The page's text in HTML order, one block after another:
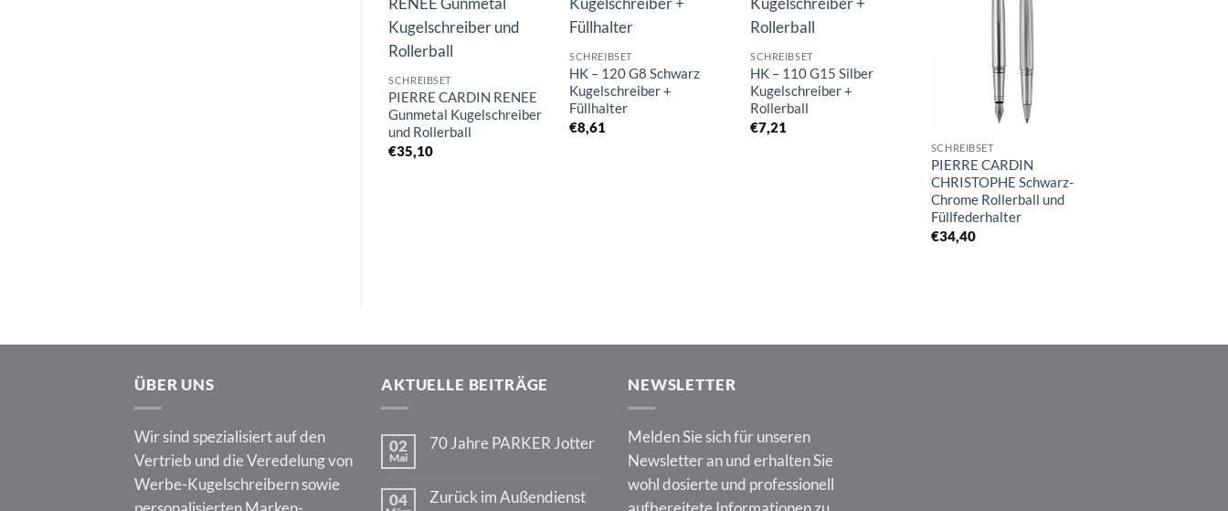
Auf die
Merkliste
SCHREIBSET
PIERRE CARDIN RENEE
Gunmetal Kugelschreiber
und Rollerball
€35,10
SCHREIBSET
HK – 120 G8 Schwarz
Kugelschreiber +
Füllhalter
€8,61
SCHREIBSET
HK – 110 G15 Silber
Kugelschreiber +
Rollerball
€7,21
SCHREIBSET
PIERRE CARDIN
CHRISTOPHE Schwarz-
Chrome Rollerball und
Füllfederhalter
€34,40
ÜBER UNS
Wir sind spezialisiert auf den
Vertrieb und die Veredelung von
Werbe-Kugelschreibern sowie
AKTUELLE BEITRÄGE
02
Mai
70 Jahre PARKER Jotter
70
04 Zurück im Außendienst
NEWSLETTER
Melden Sie sich für unseren
Newsletter an und erhalten Sie
wohl dosierte und professionell